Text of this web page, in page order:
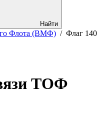
Найти
Флота (ВМФ) / Флаг 140
ТОФ